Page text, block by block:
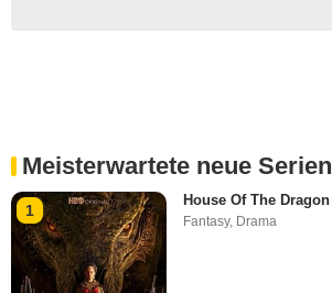
Meisterwartete neue Serien
1
House Of The Dragon
Fantasy, Drama